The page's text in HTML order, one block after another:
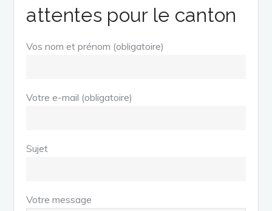
attentes pour le canton
Vos nom et prénom (obligatoire)
Votre e-mail (obligatoire)
Sujet
Votre message